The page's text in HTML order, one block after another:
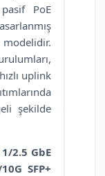
PoE
uplink
şekilde
2.5 GbE
SFP+